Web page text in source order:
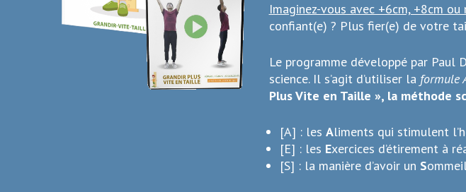
Imaginez-vous avec +6cm, +8cm
confiant(e) ? Plus fier(e) de votre
Le programme développé par Paul
science. Il s’agit d’utiliser la formule
Plus Vite en Taille », la méthode
[A] : les Aliments qui stimulent
[E] : les Exercices d’étirement à
[S] : la manière d’avoir un S